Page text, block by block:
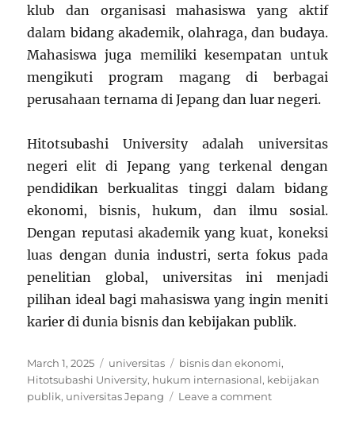
klub dan organisasi mahasiswa yang aktif
dalam bidang akademik, olahraga, dan budaya.
Mahasiswa juga memiliki kesempatan untuk
mengikuti program magang di berbagai
perusahaan ternama di Jepang dan luar negeri.
Hitotsubashi University adalah universitas
negeri elit di Jepang yang terkenal dengan
pendidikan berkualitas tinggi dalam bidang
ekonomi, bisnis, hukum, dan ilmu sosial.
Dengan reputasi akademik yang kuat, koneksi
luas dengan dunia industri, serta fokus pada
penelitian global, universitas ini menjadi
pilihan ideal bagi mahasiswa yang ingin meniti
karier di dunia bisnis dan kebijakan publik.
Posted
on
March 1, 2025 Categories
universitas Tags
bisnis dan ekonomi,
Hitotsubashi University, hukum internasional, kebijakan
publik, universitas Jepang Leave a commenton